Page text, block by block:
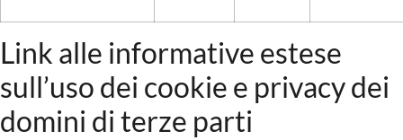
Link alle informative estese
sull’uso dei cookie e privacy dei
domini di terze parti